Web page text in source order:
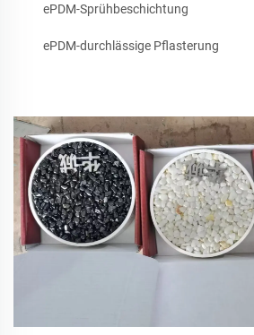
ePDM-Sprühbeschichtung
ePDM-durchlässige Pflasterung